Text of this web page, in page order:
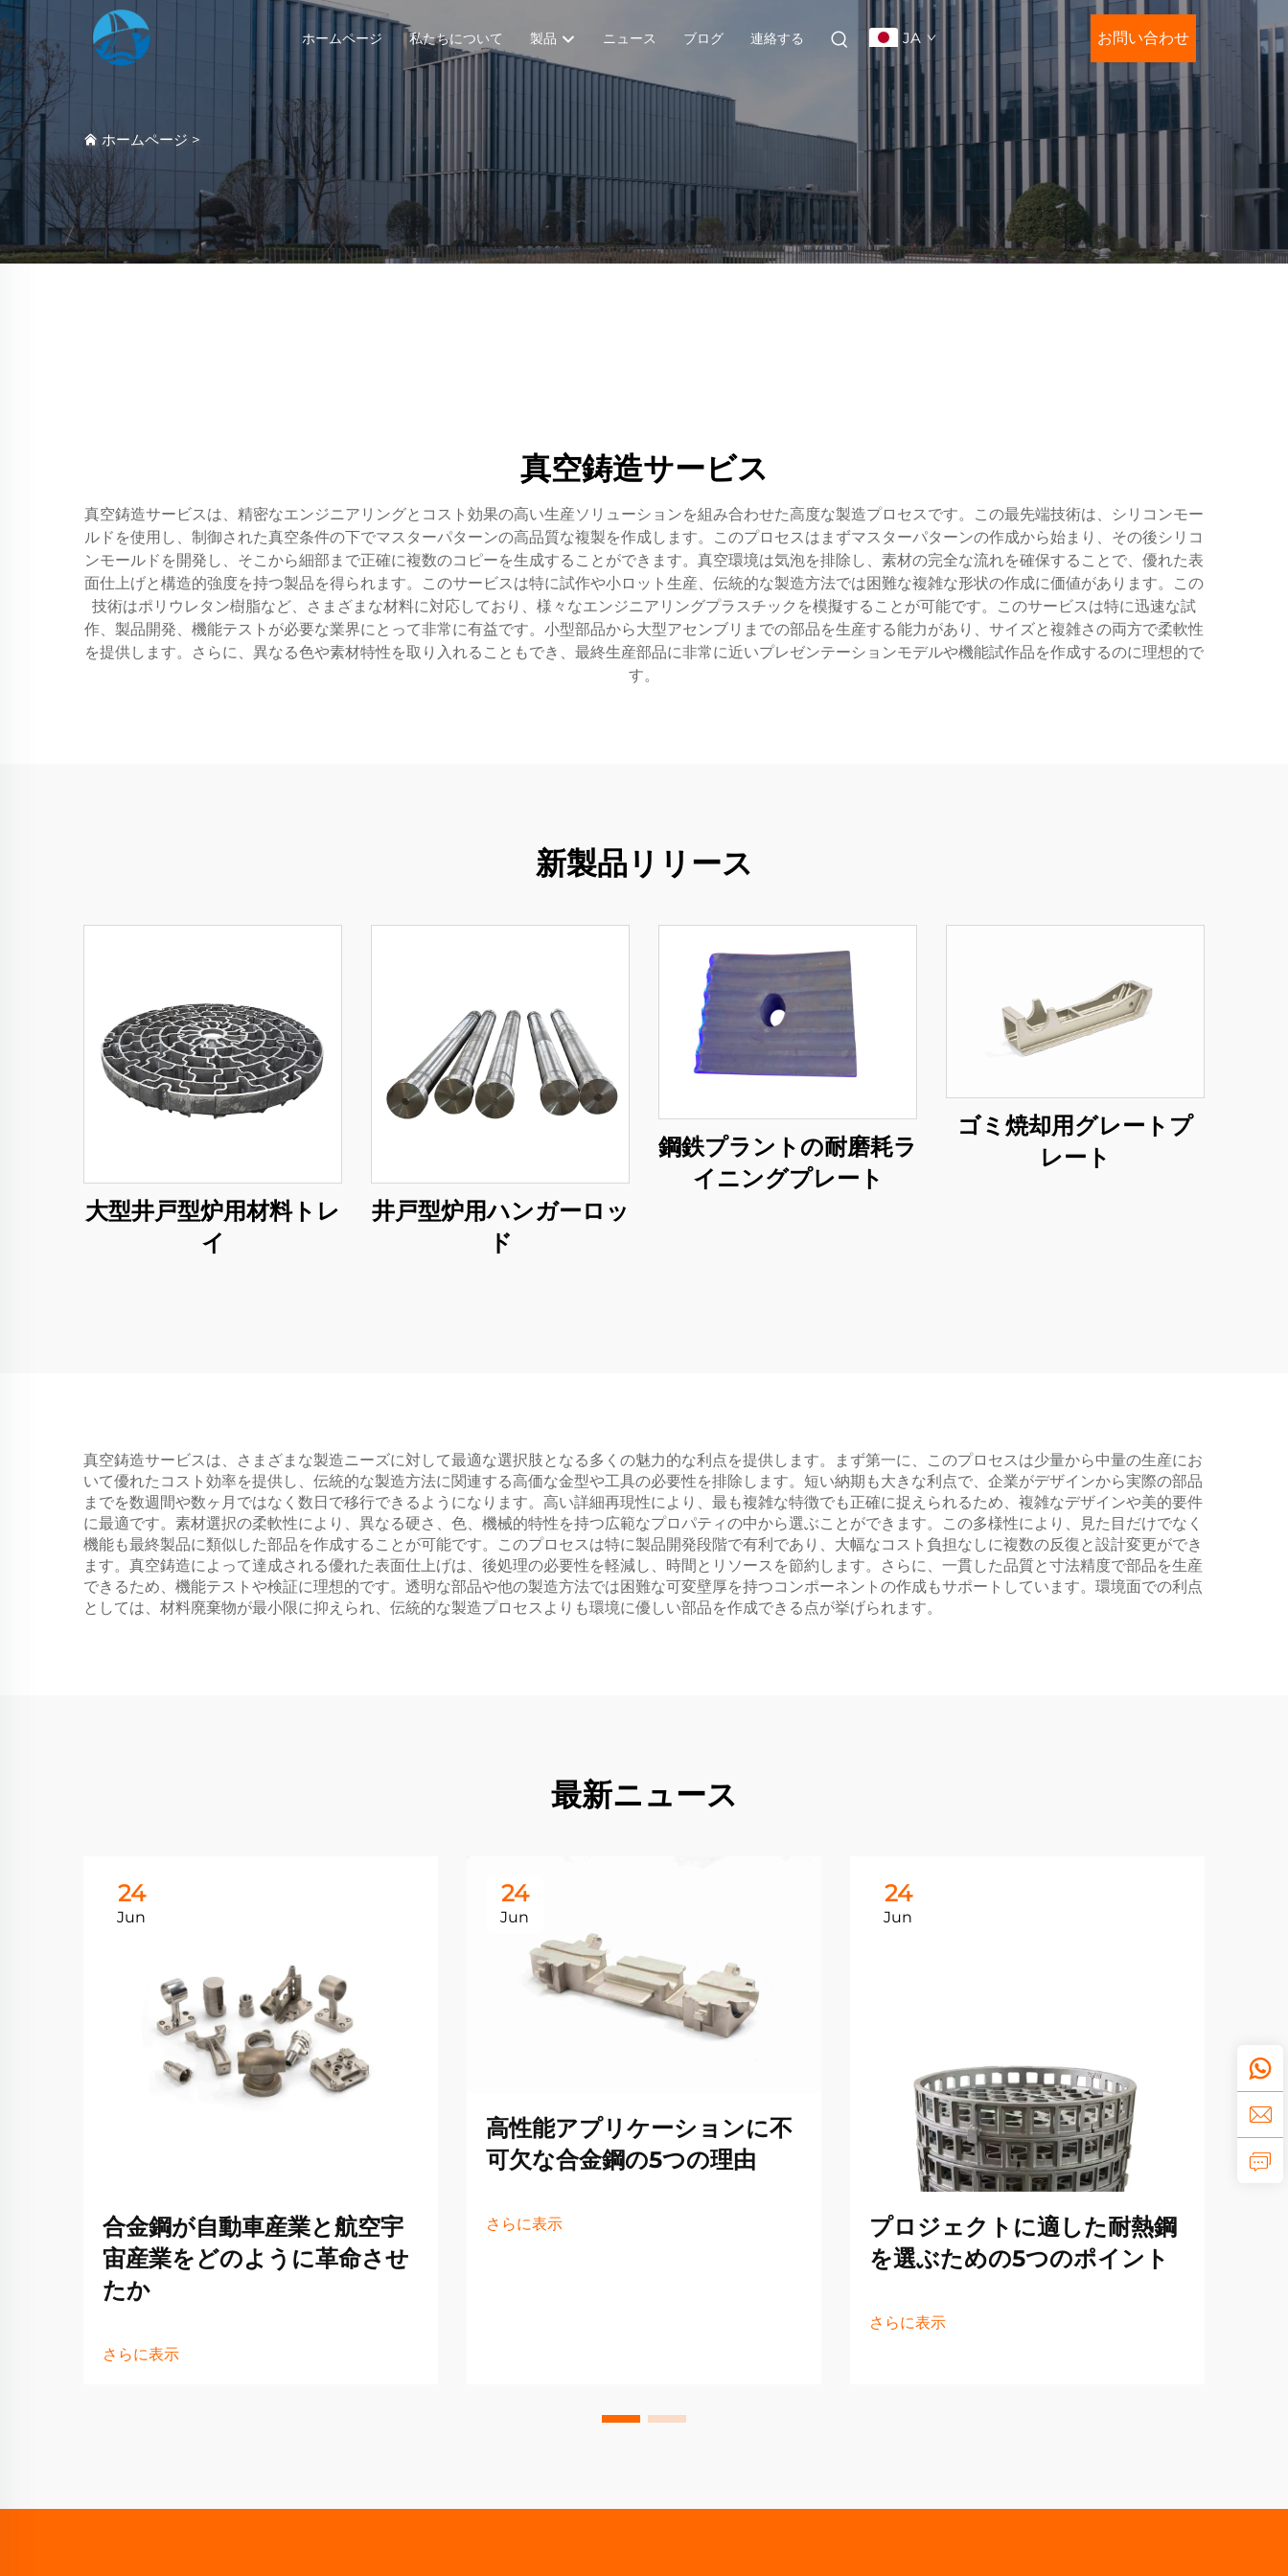
ホームページ 私たちについて 製品 ニュース ブログ 連絡する JA お問い合わせ
ホームページ >
真空鋳造サービス
真空鋳造サービスは、精密なエンジニアリングとコスト効果の高い生産ソリューションを組み合わせた高度な製造プロセスです。この最先端技術は、シリコンモー
ルドを使用し、制御された真空条件の下でマスターパターンの高品質な複製を作成します。このプロセスはまずマスターパターンの作成から始まり、その後シリコ
ンモールドを開発し、そこから細部まで正確に複数のコピーを生成することができます。真空環境は気泡を排除し、素材の完全な流れを確保することで、優れた表
面仕上げと構造的強度を持つ製品を得られます。このサービスは特に試作や小ロット生産、伝統的な製造方法では困難な複雑な形状の作成に価値があります。この
技術はポリウレタン樹脂など、さまざまな材料に対応しており、様々なエンジニアリングプラスチックを模擬することが可能です。このサービスは特に迅速な試
作、製品開発、機能テストが必要な業界にとって非常に有益です。小型部品から大型アセンブリまでの部品を生産する能力があり、サイズと複雑さの両方で柔軟性
を提供します。さらに、異なる色や素材特性を取り入れることもでき、最終生産部品に非常に近いプレゼンテーションモデルや機能試作品を作成するのに理想的で
す。
新製品リリース
大型井戸型炉用材料トレ
イ
井戸型炉用ハンガーロッ
ド
鋼鉄プラントの耐磨耗ラ
イニングプレート
ゴミ焼却用グレートプ
レート
真空鋳造サービスは、さまざまな製造ニーズに対して最適な選択肢となる多くの魅力的な利点を提供します。まず第一に、このプロセスは少量から中量の生産にお
いて優れたコスト効率を提供し、伝統的な製造方法に関連する高価な金型や工具の必要性を排除します。短い納期も大きな利点で、企業がデザインから実際の部品
までを数週間や数ヶ月ではなく数日で移行できるようになります。高い詳細再現性により、最も複雑な特徴でも正確に捉えられるため、複雑なデザインや美的要件
に最適です。素材選択の柔軟性により、異なる硬さ、色、機械的特性を持つ広範なプロパティの中から選ぶことができます。この多様性により、見た目だけでなく
機能も最終製品に類似した部品を作成することが可能です。このプロセスは特に製品開発段階で有利であり、大幅なコスト負担なしに複数の反復と設計変更ができ
ます。真空鋳造によって達成される優れた表面仕上げは、後処理の必要性を軽減し、時間とリソースを節約します。さらに、一貫した品質と寸法精度で部品を生産
できるため、機能テストや検証に理想的です。透明な部品や他の製造方法では困難な可変壁厚を持つコンポーネントの作成もサポートしています。環境面での利点
としては、材料廃棄物が最小限に抑えられ、伝統的な製造プロセスよりも環境に優しい部品を作成できる点が挙げられます。
最新ニュース
24
Jun
合金鋼が自動車産業と航空宇
宙産業をどのように革命させ
たか
さらに表示
24
Jun
高性能アプリケーションに不
可欠な合金鋼の5つの理由
さらに表示
24
Jun
プロジェクトに適した耐熱鋼
を選ぶための5つのポイント
さらに表示
鋳
の